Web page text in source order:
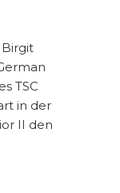
TSC
in der
II den